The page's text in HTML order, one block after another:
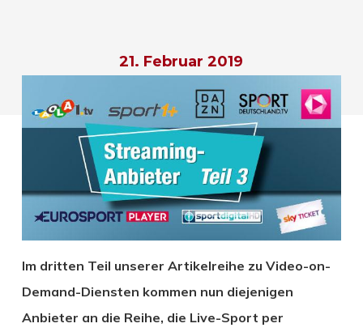
21. Februar 2019
Im dritten Teil unserer Artikelreihe zu Video-on-
Demand-Diensten kommen nun diejenigen
Anbieter an die Reihe, die Live-Sport per